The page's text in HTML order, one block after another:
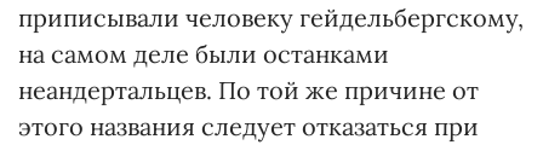
приписывали человеку гейдельбергскому,
на самом деле были останками
неандертальцев. По той же причине от
этого названия следует отказаться при